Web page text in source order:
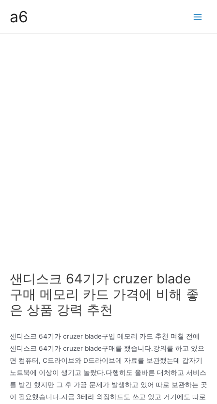
a6
샌디스크 64기가 cruzer blade
구매 메모리 카드 가격에 비해 좋
은 상품 강력 추천
샌디스크 64기가 cruzer blade구입 메모리 카드 추천 며칠 전에
샌디스크 64기가 cruzer blade구매를 했습니다.강의를 하고 있으
면 컴퓨터, C드라이브와 D드라이브에 자료를 보관했는데 갑자기
노트북에 이상이 생기고 놀랐다.다행히도 올바른 대처하고 서비스
를 받긴 했지만 그 후 가끔 문제가 발생하고 있어 따로 보관하는 곳
이 필요했습니다.지금 3테라 외장하드도 쓰고 있고 거기에도 따로